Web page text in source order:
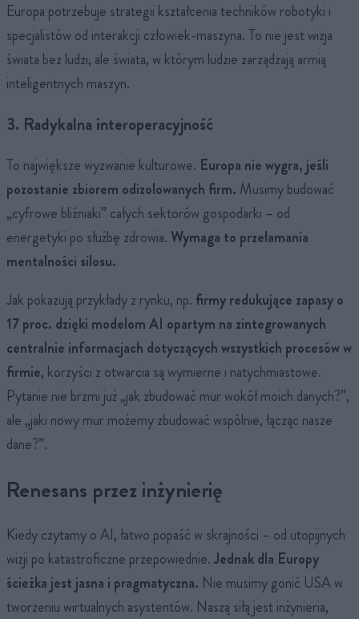
Europa potrzebuje strategii kształcenia techników robotyki i
specjalistów od interakcji człowiek-maszyna. To nie jest wizja
świata bez ludzi, ale świata, w którym ludzie zarządzają armią
inteligentnych maszyn.
3. Radykalna interoperacyjność
To największe wyzwanie kulturowe. Europa nie wygra, jeśli
pozostanie zbiorem odizolowanych firm. Musimy budować
„cyfrowe bliźniaki” całych sektorów gospodarki – od
energetyki po służbę zdrowia. Wymaga to przełamania
mentalności silosu.
Jak pokazują przykłady z rynku, np. firmy redukujące zapasy o
17 proc. dzięki modelom AI opartym na zintegrowanych
centralnie informacjach dotyczących wszystkich procesów w
firmie, korzyści z otwarcia są wymierne i natychmiastowe.
Pytanie nie brzmi już „jak zbudować mur wokół moich danych?”,
ale „jaki nowy mur możemy zbudować wspólnie, łącząc nasze
dane?”.
Renesans przez inżynierię
Kiedy czytamy o AI, łatwo popaść w skrajności – od utopijnych
wizji po katastroficzne przepowiednie.Jednak dla Europy
ścieżka jest jasna i pragmatyczna. Nie musimy gonić USA w
tworzeniu wirtualnych asystentów. Naszą siłą jest inżynieria,